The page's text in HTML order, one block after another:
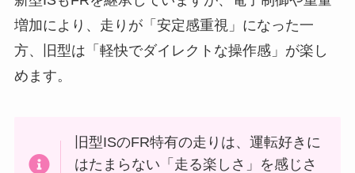
増加により、走りが「安定感重視」になった一
方、旧型は「軽快でダイレクトな操作感」が楽し
めます。
旧型ISのFR特有の走りは、運転好きに
はたまらない「走る楽しさ」を感じさ